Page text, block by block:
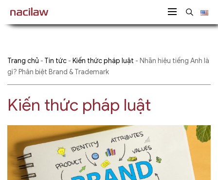
Trang chủ - Tin tức - Kiến thức pháp luật - Nhãn hiệu tiếng Anh là
gì? Phân biệt Brand & Trademark
Kiến thức pháp luật